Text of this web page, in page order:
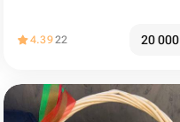
4.3922 20 000